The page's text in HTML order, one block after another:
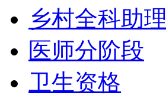
乡村全科助理
医师分阶段
卫生资格